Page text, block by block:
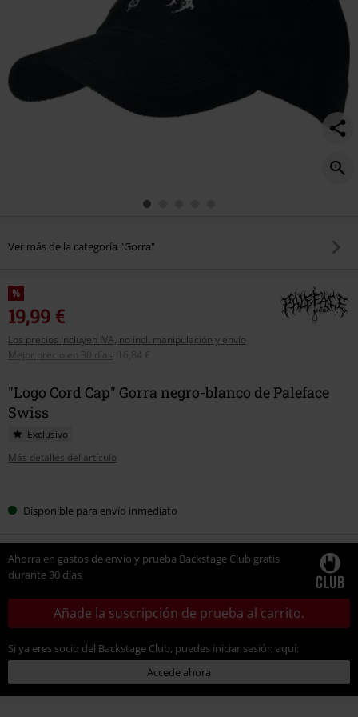
Ver más de la categoría "Gorra"
%
19,99 €
Los precios incluyen IVA, no incl. manipulación y envío
Mejor precio en 30 días
16,84 €
"Logo Cord Cap" Gorra negro-blanco de Paleface
Swiss
Exclusivo
Más detalles del artículo
tu Disponible para envío inmediato
Ahorra en gastos de envío y prueba Backstage Club gratis
durante 30 días
Añade la suscripción de prueba al carrito.
Si ya eres socio del Backstage Club, puedes iniciar sesión aquí:
Accede ahora